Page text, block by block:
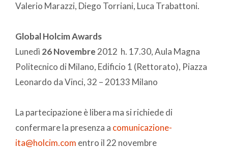
Valerio Marazzi, Diego Torriani, Luca Trabattoni.
Global Holcim Awards
Lunedì 26 Novembre2012 h. 17.30, Aula Magna
Politecnico di Milano, Edificio 1 (Rettorato), Piazza
Leonardo da Vinci, 32 – 20133 Milano
La partecipazione è libera ma si richiede di
confermare la presenza a comunicazione-
ita@holcim.com entro il 22 novembre